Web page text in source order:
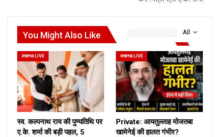
All
You Might Also Like
लखनऊ LIVE
स्व. कल्पनाथ राय की पुण्यतिथि पर
ए.के. शर्मा की बड़ी पहल, 5
लखनऊ LIVE
Private: आयतुल्लाह मोजतबा
खामेनेई की हालत गंभीर?